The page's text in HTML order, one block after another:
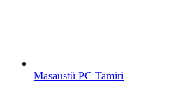
Masaüstü PC Tamiri